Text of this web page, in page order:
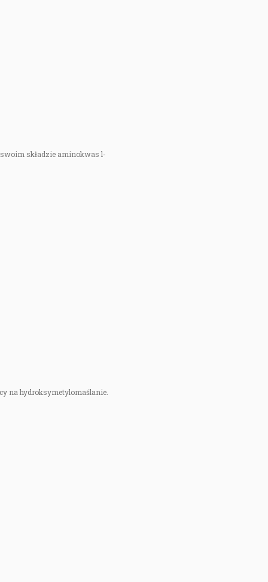
składzie aminokwas l-
na hydroksymetylomaślanie.